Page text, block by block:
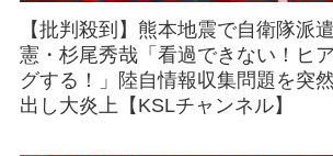
【批判殺到】熊本地震で自衛隊派
憲・杉尾秀哉「看過できない！ヒ
グする！」陸自情報収集問題を突
出し大炎上【KSLチャンネル】